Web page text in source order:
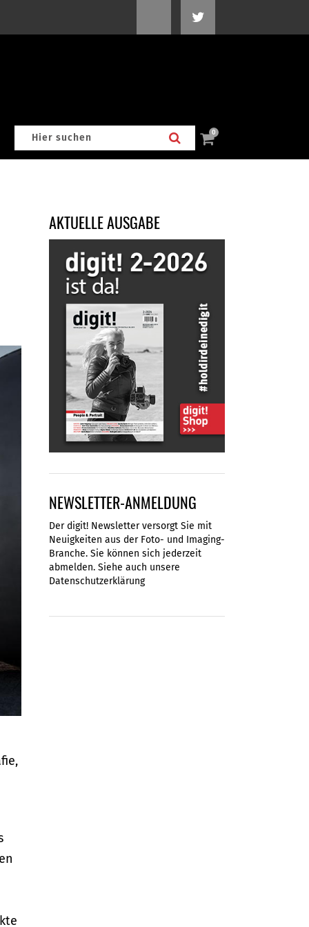
0
AKTUELLE AUSGABE
NEWSLETTER-ANMELDUNG
Der digit! Newsletter versorgt Sie mit
Neuigkeiten aus der Foto- und Imaging-
Branche. Sie können sich jederzeit
abmelden. Siehe auch unsere
Datenschutzerklärung